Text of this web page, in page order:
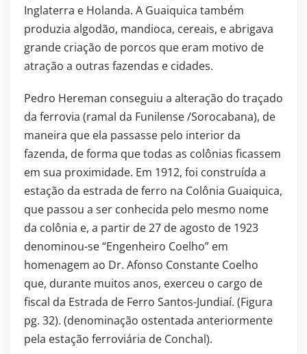
Inglaterra e Holanda. A Guaiquica também
produzia algodão, mandioca, cereais, e abrigava
grande criação de porcos que eram motivo de
atração a outras fazendas e cidades.
Pedro Hereman conseguiu a alteração do traçado
da ferrovia (ramal da Funilense /Sorocabana), de
maneira que ela passasse pelo interior da
fazenda, de forma que todas as colônias ficassem
em sua proximidade. Em 1912, foi construída a
estação da estrada de ferro na Colônia Guaiquica,
que passou a ser conhecida pelo mesmo nome
da colônia e, a partir de 27 de agosto de 1923
denominou-se “Engenheiro Coelho” em
homenagem ao Dr. Afonso Constante Coelho
que, durante muitos anos, exerceu o cargo de
fiscal da Estrada de Ferro Santos-Jundiaí. (Figura
pg. 32). (denominação ostentada anteriormente
pela estação ferroviária de Conchal).